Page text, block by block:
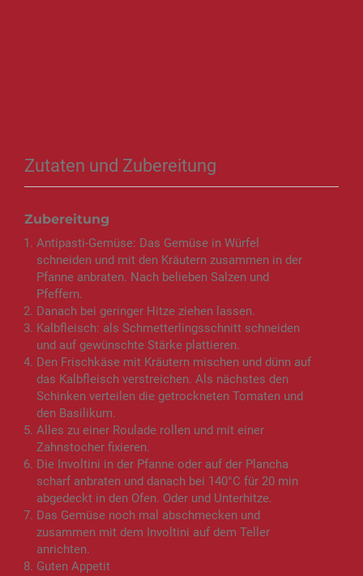
Zutaten und Zubereitung
Zubereitung
Antipasti-Gemüse: Das Gemüse in Würfel
schneiden und mit den Kräutern zusammen in der
Pfanne anbraten. Nach belieben Salzen und
Pfeffern.
Danach bei geringer Hitze ziehen lassen.
Kalbfleisch: als Schmetterlingsschnitt schneiden
und auf gewünschte Stärke plattieren.
Den Frischkäse mit Kräutern mischen und dünn auf
das Kalbfleisch verstreichen. Als nächstes den
Schinken verteilen die getrockneten Tomaten und
den Basilikum.
Alles zu einer Roulade rollen und mit einer
Zahnstocher fixieren.
Die Involtini in der Pfanne oder auf der Plancha
scharf anbraten und danach bei 140°C für 20 min
abgedeckt in den Ofen. Oder und Unterhitze.
Das Gemüse noch mal abschmecken und
zusammen mit dem Involtini auf dem Teller
anrichten.
Guten Appetit